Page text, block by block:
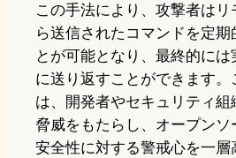
この手法により、攻撃者は
ら送信されたコマンドを定期
とが可能となり、最終的に
に送り返すことができます
は、開発者やセキュリティ
脅威をもたらし、オープン
安全性に対する警戒心を一層